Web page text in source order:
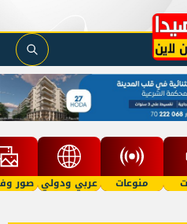
منوعات عربي ودولي صور